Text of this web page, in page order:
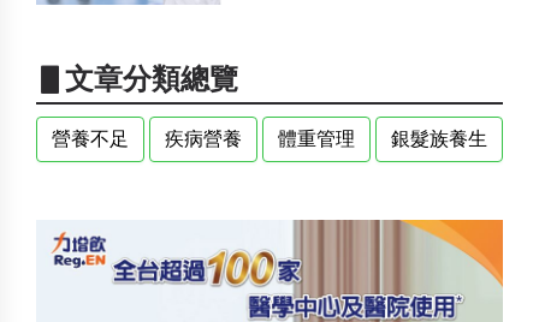
▋文章分類總覽
營養不足 疾病營養 體重管理 銀髮族養生